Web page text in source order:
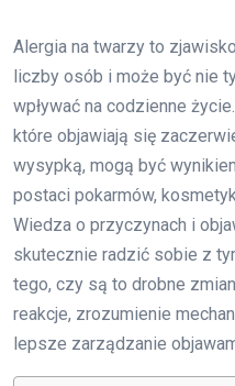
Alergia na twarzy to
liczby osób i może być nie
wpływać na codzienne
które objawiają się
wysypką, mogą być
postaci pokarmów,
Wiedza o przyczynach i
skutecznie radzić sobie z
tego, czy są to drobne
reakcje, zrozumienie
lepsze zarządzanie